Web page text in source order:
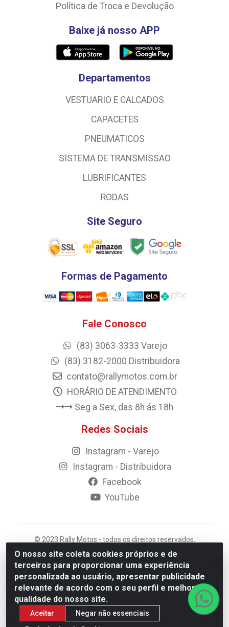
O nosso site coleta cookies próprios e de
terceiros para proporcionar uma experiência
personalizada ao usuário, apresentar publicidade
relevante de acordo com o seu perfil e melhorar a
qualidade do nosso site.
Aceitar
Negar não essenciais
Política de Troca e Devolução
Baixe já nosso APP
Departamentos
VESTUARIO E CALCADOS
CAPACETES
PNEUMATICOS
SISTEMA DE TRANSMISSAO
LUBRIFICANTES
RODAS
Site Seguro
Formas de Pagamento
Fale Conosco
(83) 3063-3333 Varejo
(83) 3182-2000 Distribuidora
contato@rallymotos.com.br
HORÁRIO DE ATENDIMENTO
Seg a Sex, das 8h ás 18h
Redes Sociais
Instagram - Varejo
Instagram - Distribuidora
Facebook
YouTube
© 2023 Rally Motos - todos os direitos reservados.
Razão Social: Rally motos distribuidora, importadora e
transportadora de peças LTDA - CNPJ 09.262.859/0001-
43 - Rua Vigário Calixto 2900 - Catolé, Campina
Grande/PB